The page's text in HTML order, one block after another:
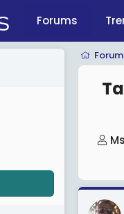
Forums
T
e
a